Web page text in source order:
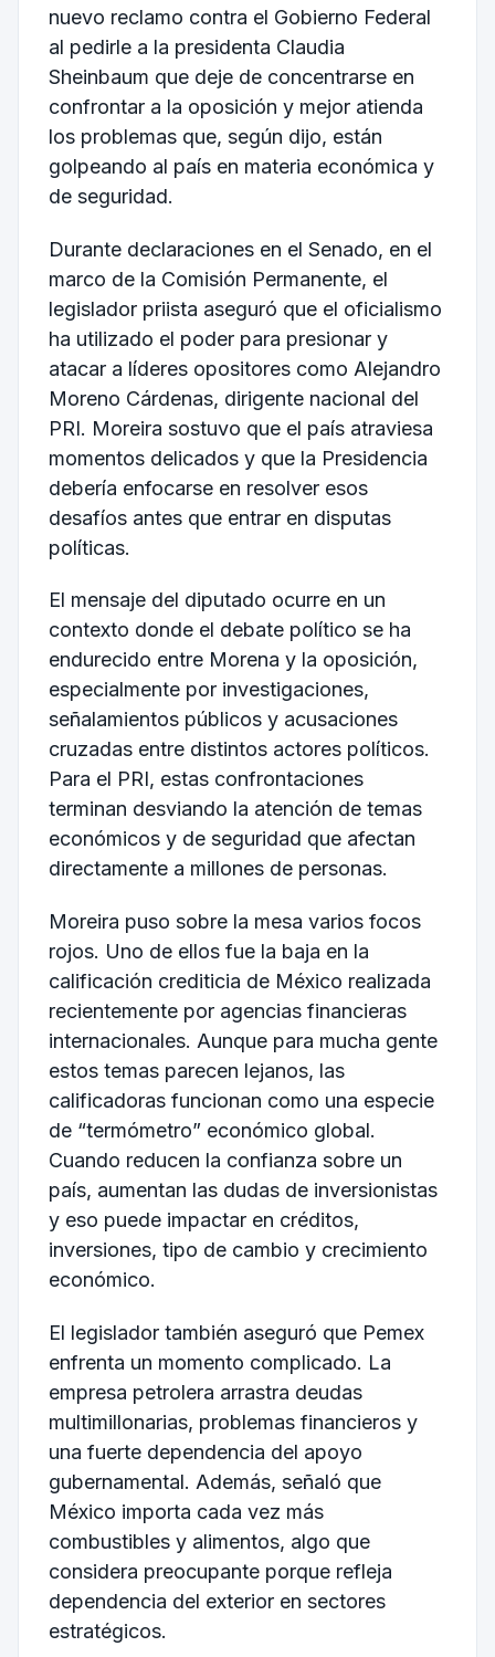
nuevo reclamo contra el Gobierno Federal
al pedirle a la presidenta Claudia
Sheinbaum que deje de concentrarse en
confrontar a la oposición y mejor atienda
los problemas que, según dijo, están
golpeando al país en materia económica y
de seguridad.
Durante declaraciones en el Senado, en el
marco de la Comisión Permanente, el
legislador priista aseguró que el oficialismo
ha utilizado el poder para presionar y
atacar a líderes opositores como Alejandro
Moreno Cárdenas, dirigente nacional del
PRI. Moreira sostuvo que el país atraviesa
momentos delicados y que la Presidencia
debería enfocarse en resolver esos
desafíos antes que entrar en disputas
políticas.
El mensaje del diputado ocurre en un
contexto donde el debate político se ha
endurecido entre Morena y la oposición,
especialmente por investigaciones,
señalamientos públicos y acusaciones
cruzadas entre distintos actores políticos.
Para el PRI, estas confrontaciones
terminan desviando la atención de temas
económicos y de seguridad que afectan
directamente a millones de personas.
Moreira puso sobre la mesa varios focos
rojos. Uno de ellos fue la baja en la
calificación crediticia de México realizada
recientemente por agencias financieras
internacionales. Aunque para mucha gente
estos temas parecen lejanos, las
calificadoras funcionan como una especie
de “termómetro” económico global.
Cuando reducen la confianza sobre un
país, aumentan las dudas de inversionistas
y eso puede impactar en créditos,
inversiones, tipo de cambio y crecimiento
económico.
El legislador también aseguró que Pemex
enfrenta un momento complicado. La
empresa petrolera arrastra deudas
multimillonarias, problemas financieros y
una fuerte dependencia del apoyo
gubernamental. Además, señaló que
México importa cada vez más
combustibles y alimentos, algo que
considera preocupante porque refleja
dependencia del exterior en sectores
estratégicos.